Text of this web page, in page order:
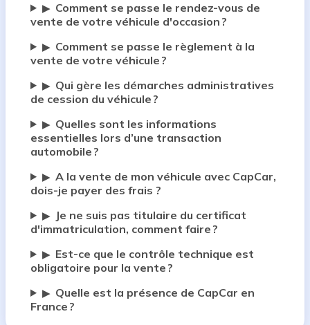
▶ Comment se passe le rendez-vous de
vente de votre véhicule d'occasion ?
▶ Comment se passe le règlement à la
vente de votre véhicule ?
▶ Qui gère les démarches administratives
de cession du véhicule ?
▶ Quelles sont les informations
essentielles lors d’une transaction
automobile ?
▶ A la vente de mon véhicule avec CapCar,
dois-je payer des frais ?
▶
Je ne suis pas titulaire du certificat
d'immatriculation, comment faire ?
▶ Est-ce que le contrôle technique est
obligatoire pour la vente ?
▶ Quelle est la présence de CapCar en
France ?